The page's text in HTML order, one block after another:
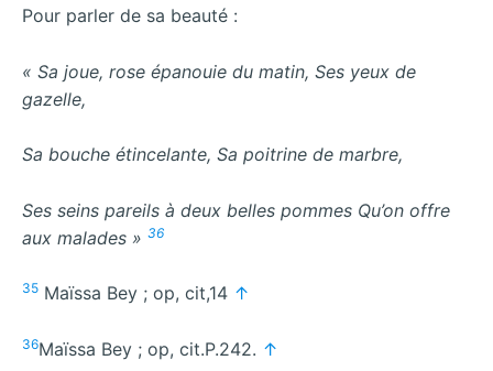
Pour parler de sa beauté :
« Sa joue, rose épanouie du matin, Ses yeux de
gazelle,
Sa bouche étincelante, Sa poitrine de marbre,
Ses seins pareils à deux belles pommes Qu’on offre
aux malades » 36
35 Maïssa Bey ; op, cit,14 ↑
36Maïssa Bey ; op, cit.P.242. ↑